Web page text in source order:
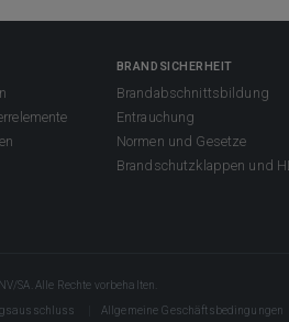
BRANDSICHERHEIT
Brandabschnittsbildung
Entrauchung
Normen und Gesetze
Brandschutzklappen und
SA. Alle Rechte vorbehalten.
Allgemeine Geschäftsbedingungen